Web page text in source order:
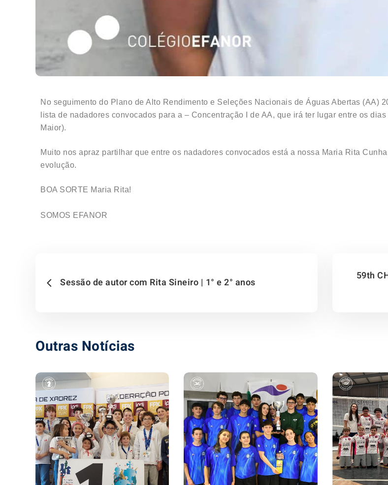
No seguimento do Plano de Alto Rendimento e Seleções Nacionais de Águas Abertas (AA)
lista de nadadores convocados para a – Concentração I de AA, que irá ter lugar entre os
Maior).
Muito nos apraz partilhar que entre os nadadores convocados está a nossa Maria Rita
evolução.
BOA SORTE Maria Rita!
SOMOS EFANOR
Sessão de autor com Rita Sineiro | 1° e 2° anos
59th
Outras Notícias